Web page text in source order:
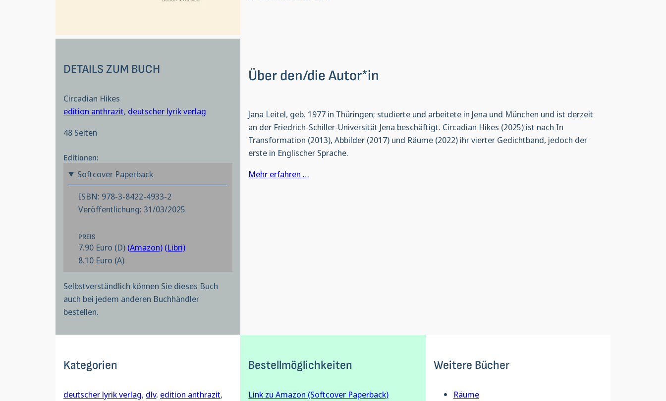
DETAILS ZUM BUCH
Circadian Hikes
edition anthrazit, deutscher lyrik verlag
48 Seiten
Editionen:
Softcover Paperback
ISBN: 978-3-8422-4933-2
Veröffentlichung: 31/03/2025
PREIS
7.90 Euro (D) (Amazon) (Libri)
8.10 Euro (A)
Selbstverständlich können Sie dieses Buch
auch bei jedem anderen Buchhändler
bestellen.
Über den/die Autor*in
Jana Leitel, geb. 1977 in Thüringen; studierte und arbeitete in Jena und München und ist derzeit
an der Friedrich-Schiller-Universität Jena beschäftigt. Circadian Hikes (2025) ist nach In
Transformation (2013), Abbilder (2017) und Räume (2022) ihr vierter Gedichtband, jedoch der
erste in Englischer Sprache.
Mehr erfahren …
Kategorien
deutscher lyrik verlag, dlv, edition anthrazit
Bestellmöglichkeiten
Link zu Amazon (Softcover Paperback)
Weitere Bücher
Räume